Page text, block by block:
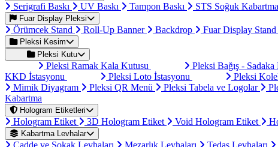
Serigrafi Baskı UV Baskı Tampon Baskı STS Soğuk
Fuar Display Pleksi
Örümcek Stand Roll-Up Banner Backdrop Fuar Display Stand
Pleksi Kesim
Pleksi Kutu
Pleksi Ramak Kala Kutusu Pleksi Bağış - Sadaka
KKD İstasyonu
Pleksi Loto İstasyonu Pleksi
Mimik Diyagram
Pleksi QR Menü Pleksi Tabela ve Logolar
Kabartma
Hologram Etiketleri
Hologram Etiket 3D Hologram Etiket Void Hologram Etiket
Kabartma Levhalar
Cadde ve Sokak Levhaları Mezarlık Levhaları Tedaş Levhaları